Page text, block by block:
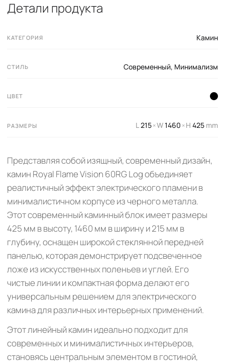
Детали продукта
КАТЕГОРИЯ Камин
СТИЛЬ Современный, Минимализм
ЦВЕТ
РАЗМЕРЫ L215×W1460 ×H 425 mm
Представляя собой изящный, современный дизайн,
камин Royal Flame Vision 60RG Log объединяет
реалистичный эффект электрического пламени в
минималистичном корпусе из черного металла.
Этот современный каминный блок имеет размеры
425 мм в высоту, 1460 мм в ширину и 215 мм в
глубину, оснащен широкой стеклянной передней
панелью, которая демонстрирует подсвеченное
ложе из искусственных поленьев и углей. Его
чистые линии и компактная форма делают его
универсальным решением для электрического
камина для различных интерьерных применений.
Этот линейный камин идеально подходит для
современных и минималистичных интерьеров,
становясь центральным элементом в гостиной,